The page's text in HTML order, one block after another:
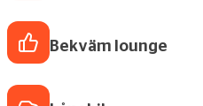
Bekväm lounge